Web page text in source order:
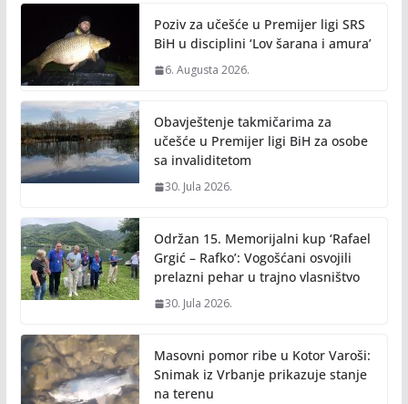
o
k
n
k
Poziv za učešće u Premijer ligi SRS
BiH u disciplini ‘Lov šarana i amura’
6. Augusta 2026.
Obavještenje takmičarima za
učešće u Premijer ligi BiH za osobe
sa invaliditetom
30. Jula 2026.
Održan 15. Memorijalni kup ‘Rafael
Grgić – Rafko’: Vogošćani osvojili
prelazni pehar u trajno vlasništvo
30. Jula 2026.
Masovni pomor ribe u Kotor Varoši:
Snimak iz Vrbanje prikazuje stanje
na terenu